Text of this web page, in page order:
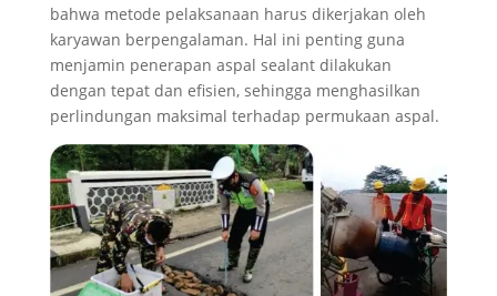
bahwa metode pelaksanaan harus dikerjakan oleh
karyawan berpengalaman. Hal ini penting guna
menjamin penerapan aspal sealant dilakukan
dengan tepat dan efisien, sehingga menghasilkan
perlindungan maksimal terhadap permukaan aspal.